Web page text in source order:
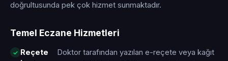
doğrultusunda pek çok hizmet sunmaktadır.
Temel Eczane Hizmetleri
Reçete
Doktor tarafından yazılan e-reçete veya kağıt